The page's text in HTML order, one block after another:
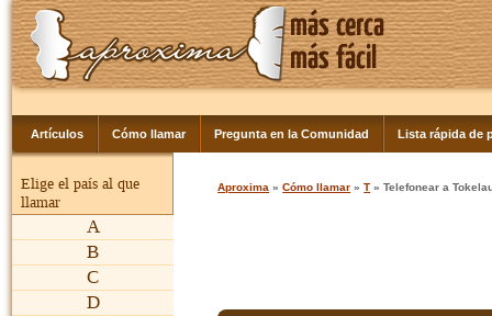
Artículos Cómo llamar Pregunta en la Comunidad Lista rápida de
Elige el país al que
llamar
A
B
C
D
Aproxima »Cómo llamar »T » Telefonear a